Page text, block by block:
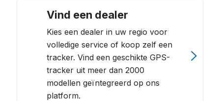
Vind een dealer
Kies een dealer in uw regio voor
volledige service of koop zelf een
tracker. Vind een geschikte GPS-
tracker uit meer dan 2000
modellen geïntegreerd op ons
platform.